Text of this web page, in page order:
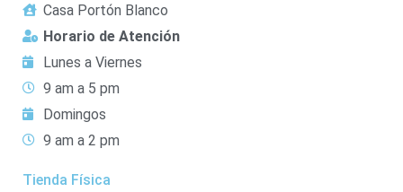
Casa Portón Blanco
Horario de Atención
Lunes a Viernes
9 am a 5 pm
Domingos
9 am a 2 pm
Tienda Física